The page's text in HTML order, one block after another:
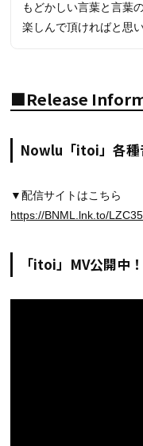
もどかしい言葉と言葉
楽しんで頂ければと思い
■Release
Nowlu「itoi」各種
▼配信サイトはこちら
https://BNML.lnk.to/
「itoi」MV公開中！